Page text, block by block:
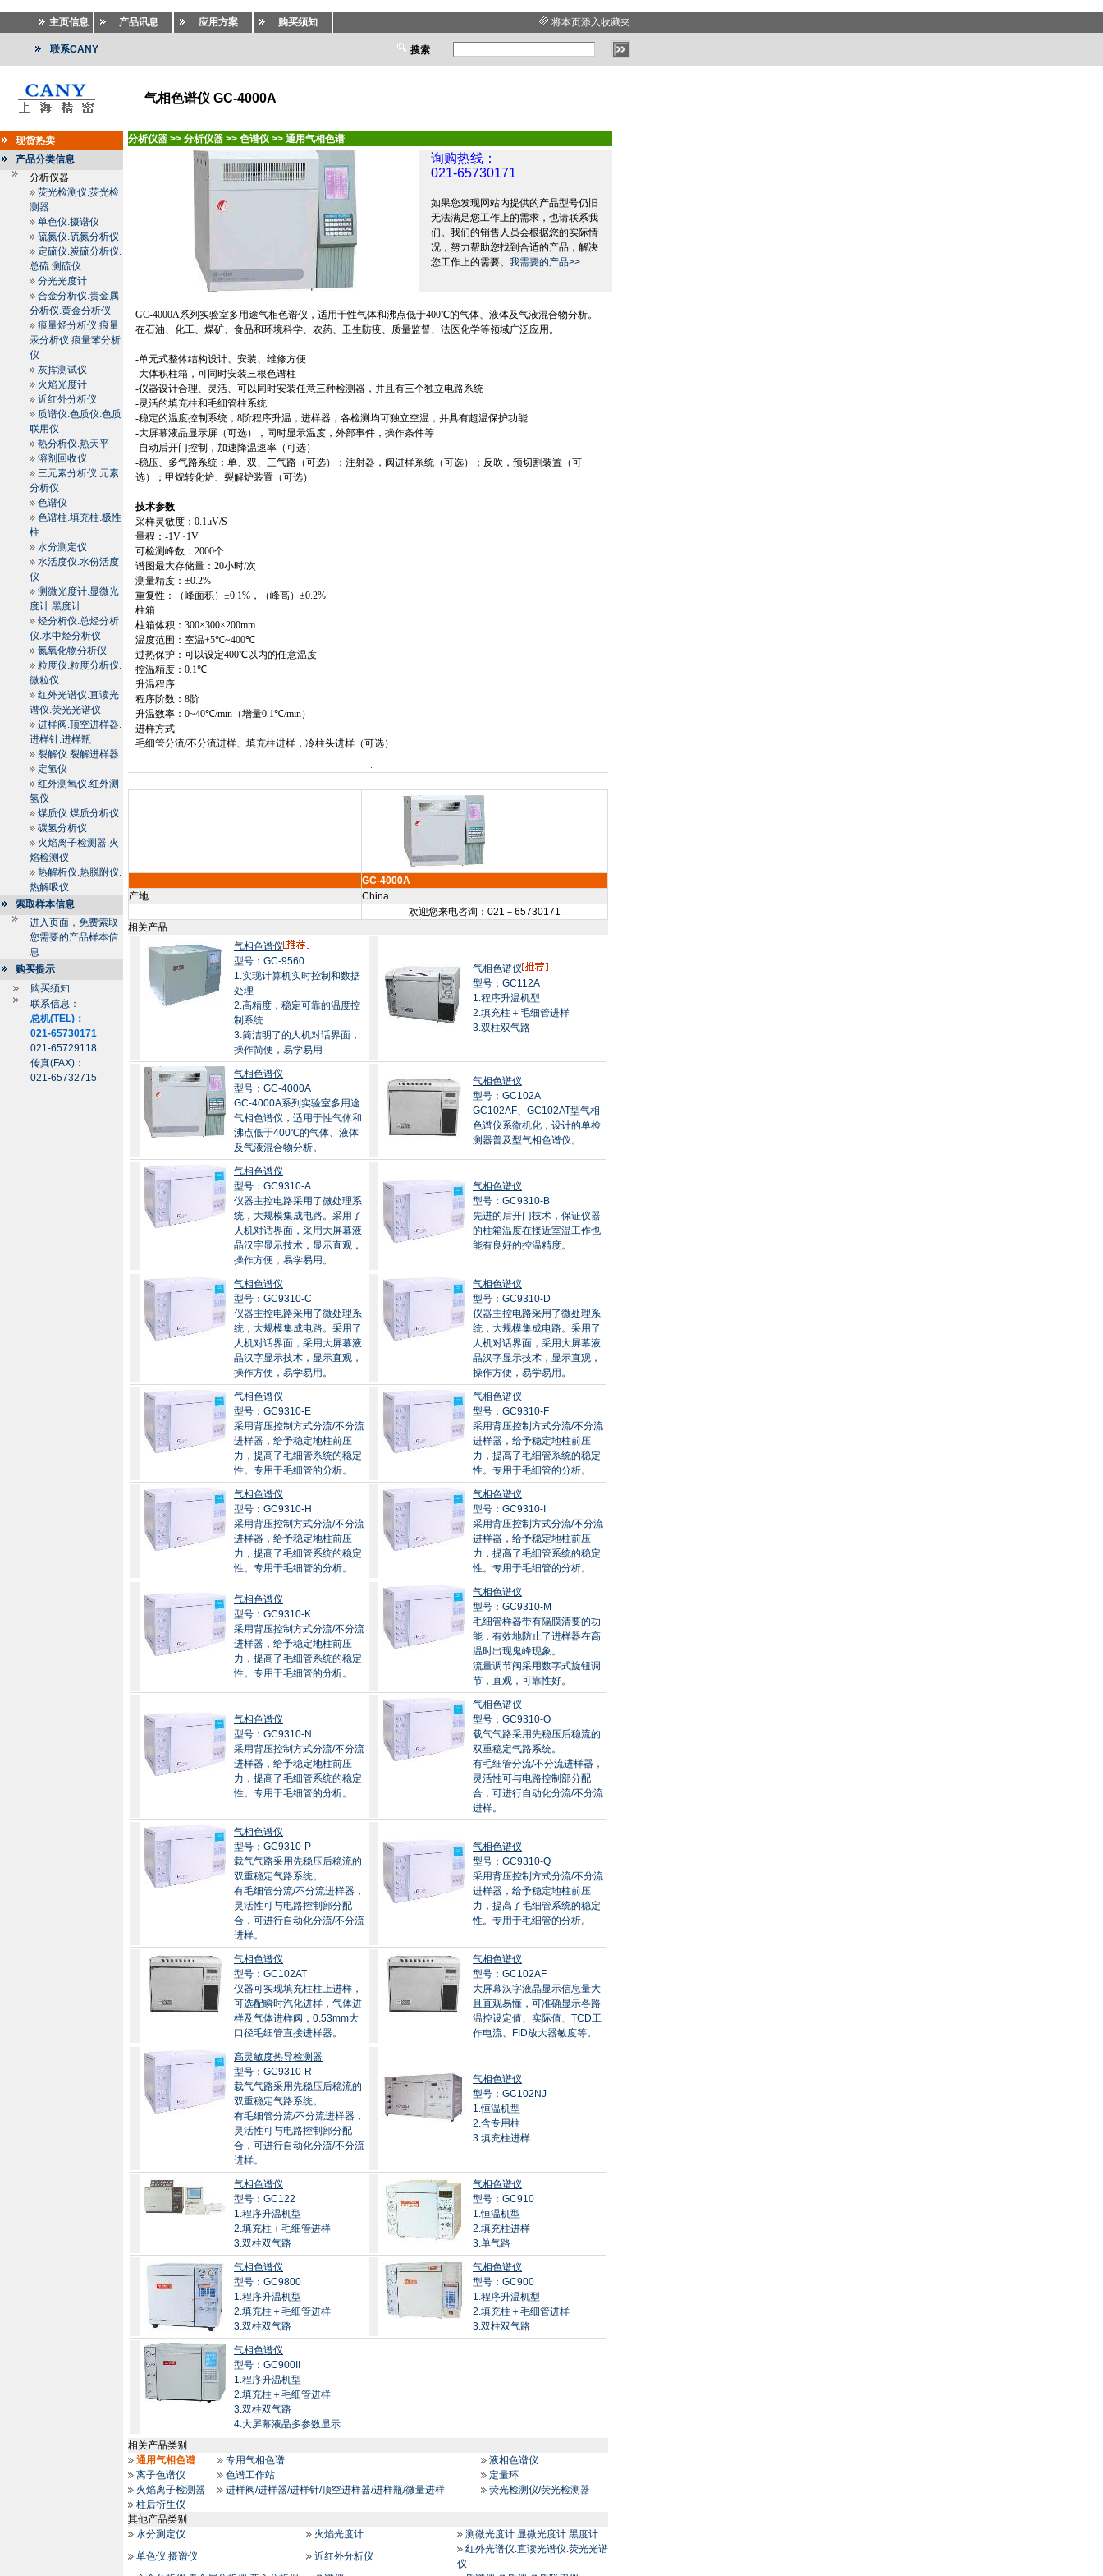
主页信息 产品讯息 应用方案 购买须知 将本页添入收藏夹
联系CANY 搜索
气相色谱仪 GC-4000A
现货热卖
产品分类信息
分析仪器
荧光检测仪.荧光检
测器
单色仪.摄谱仪
硫氮仪.硫氮分析仪
定硫仪.炭硫分析仪.
总硫.测硫仪
分光光度计
合金分析仪.贵金属
分析仪.黄金分析仪
痕量烃分析仪.痕量
汞分析仪.痕量苯分析
仪
灰挥测试仪
火焰光度计
近红外分析仪
质谱仪.色质仪.色质
联用仪
热分析仪.热天平
溶剂回收仪
三元素分析仪.元素
分析仪
色谱仪
色谱柱.填充柱.极性
柱
水分测定仪
水活度仪.水份活度
仪
测微光度计.显微光
度计.黑度计
烃分析仪.总烃分析
仪.水中烃分析仪
氮氧化物分析仪
粒度仪.粒度分析仪.
微粒仪
红外光谱仪.直读光
谱仪.荧光光谱仪
进样阀.顶空进样器.
进样针.进样瓶
裂解仪.裂解进样器
定氢仪
红外测氧仪.红外测
氢仪
煤质仪.煤质分析仪
碳氢分析仪
火焰离子检测器.火
焰检测仪
热解析仪.热脱附仪.
热解吸仪
索取样本信息
进入页面，免费索取
您需要的产品样本信
息
购买提示
购买须知
联系信息：
总机(TEL)：
021-65730171
021-65729118
传真(FAX)：
021-65732715
分析仪器 >> 分析仪器 >> 色谱仪 >> 通用气相色谱
询购热线：
021-65730171
如果您发现网站内提供的产品型号仍旧
无法满足您工作上的需求，也请联系我
们。我们的销售人员会根据您的实际情
况，努力帮助您找到合适的产品，解决
您工作上的需要。 我需要的产品>>
GC-4000A系列实验室多用途气相色谱仪，适用于性气体和沸点低于400℃的气体、液体及气液混合物分析。
在石油、化工、煤矿、食品和环境科学、农药、卫生防疫、质量监督、法医化学等领域广泛应用。
-单元式整体结构设计、安装、维修方便
-大体积柱箱，可同时安装三根色谱柱
-仪器设计合理、灵活、可以同时安装任意三种检测器，并且有三个独立电路系统
-灵活的填充柱和毛细管柱系统
-稳定的温度控制系统，8阶程序升温，进样器，各检测均可独立空温，并具有超温保护功能
-大屏幕液晶显示屏（可选），同时显示温度，外部事件，操作条件等
-自动后开门控制，加速降温速率（可选）
-稳压、多气路系统：单、双、三气路（可选）；注射器，阀进样系统（可选）；反吹，预切割装置（可
选）；甲烷转化炉、裂解炉装置（可选）
技术参数
采样灵敏度：0.1μV/S
量程：-1V~1V
可检测峰数：2000个
谱图最大存储量：20小时/次
测量精度：±0.2%
重复性：（峰面积）±0.1% ，（峰高）±0.2%
柱箱
柱箱体积：300×300×200mm
温度范围：室温+5℃~400℃
过热保护：可以设定400℃以内的任意温度
控温精度：0.1℃
升温程序
程序阶数：8阶
升温数率：0~40℃/min （增量0.1℃/min）
进样方式
毛细管分流/不分流进样、填充柱进样，冷柱头进样（可选）
GC-4000A
产地
China
欢迎您来电咨询：021－65730171
相关产品
气相色谱仪
型号：GC-9560
1.实现计算机实时控制和数据
处理
2.高精度，稳定可靠的温度控
制系统
3.简洁明了的人机对话界面，
操作简便，易学易用
气相色谱仪
型号：GC112A
1.程序升温机型
2.填充柱＋毛细管进样
3.双柱双气路
气相色谱仪
型号：GC-4000A
GC-4000A系列实验室多用途
气相色谱仪，适用于性气体和
沸点低于400℃的气体、液体
及气液混合物分析。
气相色谱仪
型号：GC102A
GC102AF、GC102AT型气相
色谱仪系微机化，设计的单检
测器普及型气相色谱仪。
气相色谱仪
型号：GC9310-A
仪器主控电路采用了微处理系
统，大规模集成电路。采用了
人机对话界面，采用大屏幕液
晶汉字显示技术，显示直观，
操作方便，易学易用。
气相色谱仪
型号：GC9310-B
先进的后开门技术，保证仪器
的柱箱温度在接近室温工作也
能有良好的控温精度。
气相色谱仪
型号：GC9310-C
仪器主控电路采用了微处理系
统，大规模集成电路。采用了
人机对话界面，采用大屏幕液
晶汉字显示技术，显示直观，
操作方便，易学易用。
气相色谱仪
型号：GC9310-D
仪器主控电路采用了微处理系
统，大规模集成电路。采用了
人机对话界面，采用大屏幕液
晶汉字显示技术，显示直观，
操作方便，易学易用。
气相色谱仪
型号：GC9310-E
采用背压控制方式分流/不分流
进样器，给予稳定地柱前压
力，提高了毛细管系统的稳定
性。专用于毛细管的分析。
气相色谱仪
型号：GC9310-F
采用背压控制方式分流/不分流
进样器，给予稳定地柱前压
力，提高了毛细管系统的稳定
性。专用于毛细管的分析。
气相色谱仪
型号：GC9310-H
采用背压控制方式分流/不分流
进样器，给予稳定地柱前压
力，提高了毛细管系统的稳定
性。专用于毛细管的分析。
气相色谱仪
型号：GC9310-I
采用背压控制方式分流/不分流
进样器，给予稳定地柱前压
力，提高了毛细管系统的稳定
性。专用于毛细管的分析。
气相色谱仪
型号：GC9310-K
采用背压控制方式分流/不分流
进样器，给予稳定地柱前压
力，提高了毛细管系统的稳定
性。专用于毛细管的分析。
气相色谱仪
型号：GC9310-M
毛细管样器带有隔膜清要的功
能，有效地防止了进样器在高
温时出现鬼峰现象。
流量调节阀采用数字式旋钮调
节，直观，可靠性好。
气相色谱仪
型号：GC9310-N
采用背压控制方式分流/不分流
进样器，给予稳定地柱前压
力，提高了毛细管系统的稳定
性。专用于毛细管的分析。
气相色谱仪
型号：GC9310-O
载气气路采用先稳压后稳流的
双重稳定气路系统。
有毛细管分流/不分流进样器，
灵活性可与电路控制部分配
合，可进行自动化分流/不分流
进样。
气相色谱仪
型号：GC9310-P
载气气路采用先稳压后稳流的
双重稳定气路系统。
有毛细管分流/不分流进样器，
灵活性可与电路控制部分配
合，可进行自动化分流/不分流
进样。
气相色谱仪
型号：GC9310-Q
采用背压控制方式分流/不分流
进样器，给予稳定地柱前压
力，提高了毛细管系统的稳定
性。专用于毛细管的分析。
气相色谱仪
型号：GC102AT
仪器可实现填充柱柱上进样，
可选配瞬时汽化进样，气体进
样及气体进样阀，0.53mm大
口径毛细管直接进样器。
气相色谱仪
型号：GC102AF
大屏幕汉字液晶显示信息量大
且直观易懂，可准确显示各路
温控设定值、实际值、TCD工
作电流、FID放大器敏度等。
高灵敏度热导检测器
型号：GC9310-R
载气气路采用先稳压后稳流的
双重稳定气路系统。
有毛细管分流/不分流进样器，
灵活性可与电路控制部分配
合，可进行自动化分流/不分流
进样。
气相色谱仪
型号：GC102NJ
1.恒温机型
2.含专用柱
3.填充柱进样
气相色谱仪
型号：GC122
1.程序升温机型
2.填充柱＋毛细管进样
3.双柱双气路
气相色谱仪
型号：GC910
1.恒温机型
2.填充柱进样
3.单气路
气相色谱仪
型号：GC9800
1.程序升温机型
2.填充柱＋毛细管进样
3.双柱双气路
气相色谱仪
型号：GC900
1.程序升温机型
2.填充柱＋毛细管进样
3.双柱双气路
气相色谱仪
型号：GC900II
1.程序升温机型
2.填充柱＋毛细管进样
3.双柱双气路
4.大屏幕液晶多参数显示
相关产品类别
通用气相色谱
专用气相色谱
液相色谱仪
离子色谱仪
色谱工作站
定量环
火焰离子检测器
进样阀/进样器/进样针/顶空进样器/进样瓶/微量进样
荧光检测仪/荧光检测器
柱后衍生仪
其他产品类别
水分测定仪
火焰光度计
测微光度计.显微光度计.黑度计
单色仪.摄谱仪
近红外分析仪
红外光谱仪.直读光谱仪.荧光光谱
仪